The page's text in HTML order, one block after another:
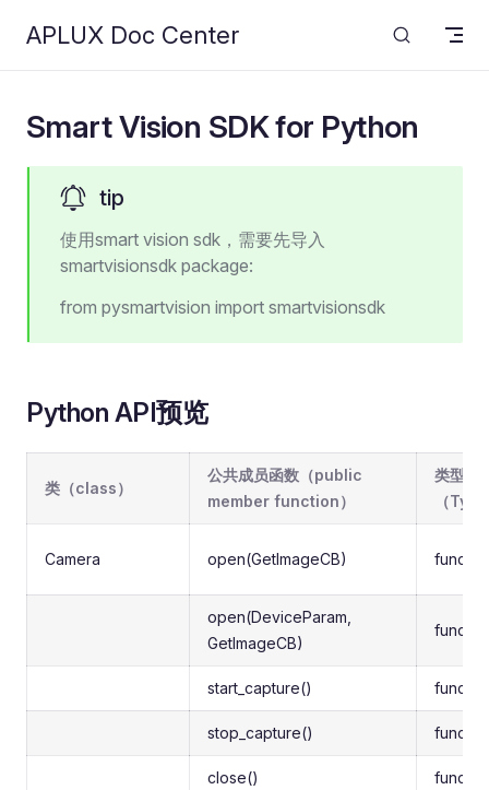
Skip to content
APLUX Doc Center
回到顶部
Smart Vision SDK for Python
tip
使用smart vision sdk，需要先导入
smartvisionsdk package:
from pysmartvision import smartvisionsdk
Python API预览
类（class）
公共成员函数（public
member function）
类型
（
Camera open(GetImageCB)
open(DeviceParam,
GetImageCB)
start_capture()
stop_capture()
close()